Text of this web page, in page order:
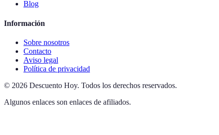
Blog
Información
Sobre nosotros
Contacto
Aviso legal
Política de privacidad
© 2026 Descuento Hoy. Todos los derechos reservados.
Algunos enlaces son enlaces de afiliados.